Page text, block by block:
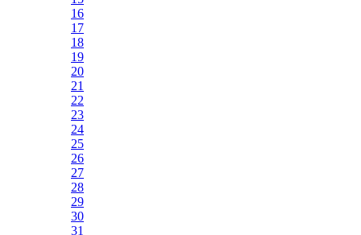
16
17
18
19
20
21
22
23
24
25
26
27
28
29
30
31